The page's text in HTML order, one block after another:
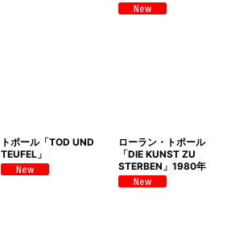
トポール「TOD UND
TEUFEL」
ローラン・トポール
「DIE KUNST ZU
STERBEN」1980年